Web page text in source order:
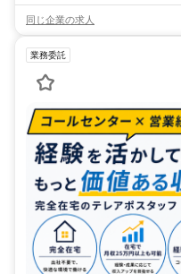
同じ企業の求人
業務委託